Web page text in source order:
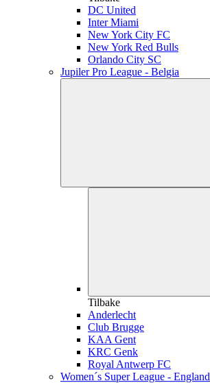
DC United
Inter Miami
New York City FC
New York Red Bulls
Orlando City SC
Jupiler Pro League - Belgia
Tilbake
Anderlecht
Club Brugge
KAA Gent
KRC Genk
Royal Antwerp FC
Women´s Super League - England